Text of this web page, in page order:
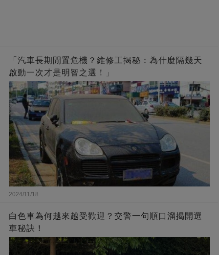
「汽車長期閒置危機？維修工揭秘：為什麼隔幾天
啟動一次才是明智之選！」
2024/11/18
白色車為何越來越受歡迎？交警一句順口溜揭開選
車秘訣！